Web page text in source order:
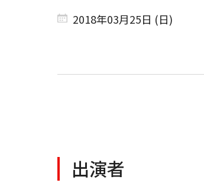
2018年03月25日 (日)
出演者